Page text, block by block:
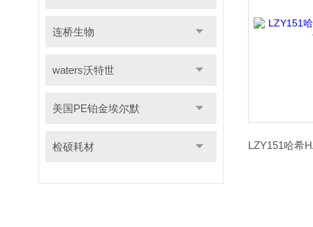
连桥生物
waters沃特世
美国PE铂金埃尔默
检硕耗材